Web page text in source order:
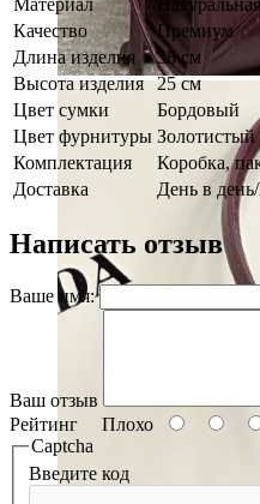
Материал
Качество
Премиум
Длина изделия
38 см
Высота изделия
25 см
Цвет сумки
Бордовый
Цвет фурнитуры Золотистый
Комплектация
Коробка,
Доставка
День в
Написать отзыв
Ваше имя:
Ваш отзыв
Рейтинг Плохо
Captcha
Введите код